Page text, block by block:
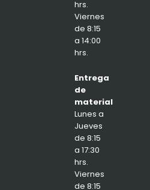
hrs.
Viernes
de 8:15
a 14:00
hrs.
Entrega
de
material
Lunes a
Jueves
de 8:15
a 17:30
hrs.
Viernes
de 8:15